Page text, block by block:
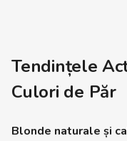
Tendințele
Culori de Păr
Blonde naturale și